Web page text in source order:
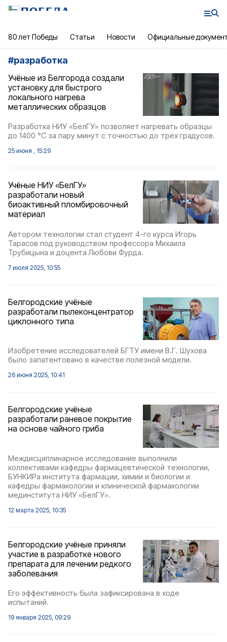
80 лет Победы Статьи Новости Официальные
#разработка
Учёные из Белгорода создали
установку для быстрого
локального нагрева
металлических образцов
Разработка НИУ «БелГУ» позволяет нагревать образцы
до 1400 °C за пару минут с точностью до трёх градусов.
25 июня , 15:29
Учёные НИУ «БелГУ»
разработали новый
биоактивный пломбировочный
материал
Автором технологии стал студент 4-го курса Игорь
Тарасов под руководством профессора Михаила
Трубицына и доцента Любови Фурда.
7 июля 2025, 10:55
Белгородские учёные
разработали пылеконцентратор
циклонного типа
Изобретение исследователей БГТУ имени В.Г. Шухова
было запатентовано в качестве полезной модели.
26 июня 2025, 10:41
Белгородские учёные
разработали раневое покрытие
на основе чайного гриба
Междисциплинарное исследование выполнили
коллективами кафедры фармацевтической технологии,
БУНКИРа института фармации, химии и биологии и
кафедры фармакологии и клинической фармакологии
мединститута НИУ «БелГУ».
12 марта 2025, 10:35
Белгородские учёные приняли
участие в разработке нового
препарата для лечении редкого
заболевания
Его эффективность была зафиксирована в ходе
испытаний.
19 января 2025, 09:29